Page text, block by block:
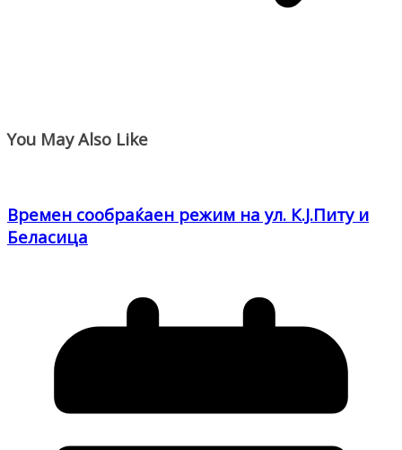
You May Also Like
Времен сообраќаен режим на ул. К.Ј.Питу и
Беласица